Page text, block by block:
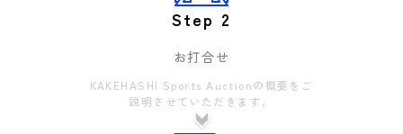
Step 2
お打合せ
KAKEHASHI Sports Auctionの概要をご
説明させていただきます。